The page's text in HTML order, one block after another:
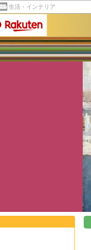
生活・インテリア